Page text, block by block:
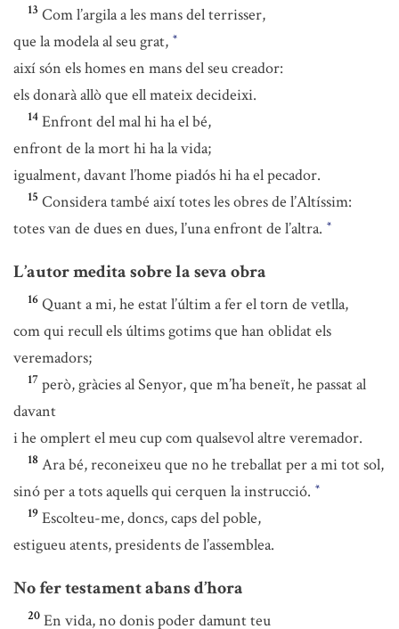
13 Com l’argila a les mans del terrisser,
que la modela al seu grat, *
així són els homes en mans del seu creador:
els donarà allò que ell mateix decideixi.
14 Enfront del mal hi ha el bé,
enfront de la mort hi ha la vida;
igualment, davant l’home piadós hi ha el pecador.
15 Considera també així totes les obres de l’Altíssim:
totes van de dues en dues, l’una enfront de l’altra. *
L’autor medita sobre la seva obra
16 Quant a mi, he estat l’últim a fer el torn de vetlla,
com qui recull els últims gotims que han oblidat els
veremadors;
17 però, gràcies al Senyor, que m’ha beneït, he passat al
davant
i he omplert el meu cup com qualsevol altre veremador.
18 Ara bé, reconeixeu que no he treballat per a mi tot sol,
sinó per a tots aquells qui cerquen la instrucció. *
19 Escolteu-me, doncs, caps del poble,
estigueu atents, presidents de l’assemblea.
No fer testament abans d’hora
20 En vida, no donis poder damunt teu